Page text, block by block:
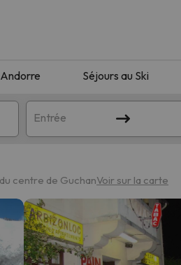
Andorre Séjours au Ski
Entrée
centre de GuchanVoir sur la carte